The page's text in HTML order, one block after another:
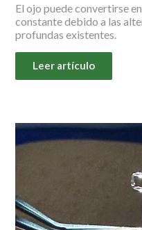
El ojo puede convertirse
constante debido a las
profundas existentes.
Leer artículo